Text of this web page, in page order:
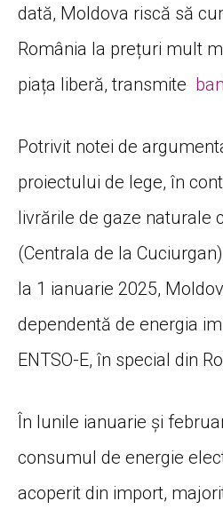
dată, Moldova riscă să
România la prețuri mult
piața liberă, transmite
Potrivit notei de
proiectului de lege, în
livrările de gaze naturale
(Centrala de la
la 1 ianuarie 2025,
dependentă de energia
ENTSO-E, în special din
În lunile ianuarie și
consumul de energie
acoperit din import,